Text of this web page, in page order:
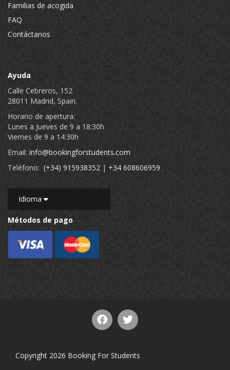
Familias de acogida
FAQ
Contáctanos
Ayuda
Calle Cebreros, 152
28011 Madrid, Spain.
Horario de apertura:
Lunes a Jueves de 9 a 18:30h
Viernes de 9 a 14:30h
Email: info@bookingforstudents.com
Teléfono: (+34) 915938352 | +34 608606959
Idioma
Métodos de pago
Copyright 2026 Booking For Students